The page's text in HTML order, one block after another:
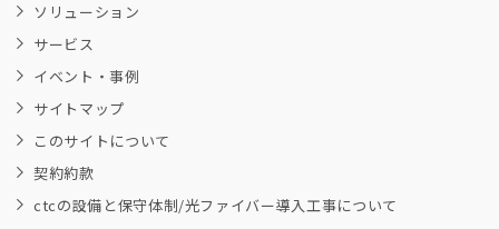
ソリューション
サービス
イベント・事例
サイトマップ
このサイトについて
契約約款
ctcの設備と保守体制/光ファイバー導入工事について